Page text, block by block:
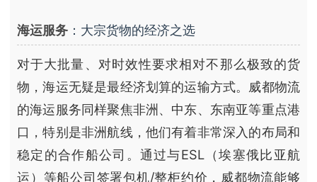
海运服务 ：大宗货物的经济之选
对于大批量、对时效性要求相对不那么极致的货
物，海运无疑是最经济划算的运输方式。威都物流
的海运服务同样聚焦非洲、中东、东南亚等重点港
口，特别是非洲航线，他们有着非常深入的布局和
稳定的合作船公司。通过与ESL（埃塞俄比亚航
运）等船公司签署包机/整柜约价，威都物流能够